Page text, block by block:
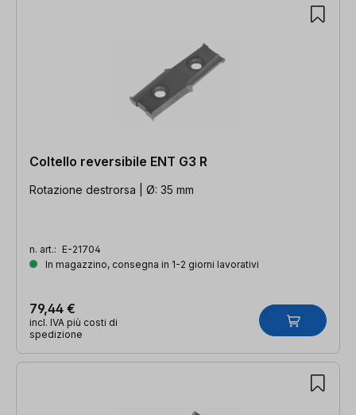
Coltello reversibile ENT G3 R
Rotazione destrorsa | Ø: 35 mm
n. art.: E-21704
In magazzino, consegna in 1-2 giorni lavorativi
79,44 €
incl. IVA più costi di
spedizione